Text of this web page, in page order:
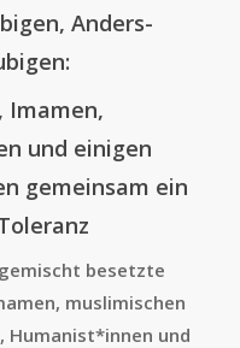
Anders-
Imamen,
und einigen
gemeinsam ein
besetzte
muslimischen
Humanist*innen und